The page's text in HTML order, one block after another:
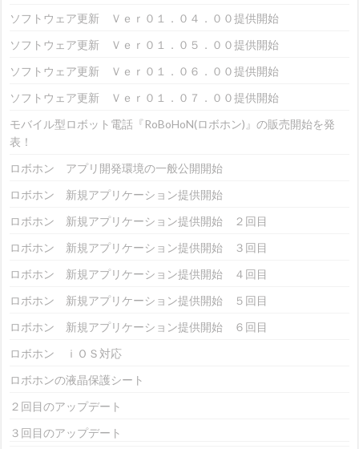
ソフトウェア更新 Ｖｅｒ０１．０４．００提供開始
ソフトウェア更新 Ｖｅｒ０１．０５．００提供開始
ソフトウェア更新 Ｖｅｒ０１．０６．００提供開始
ソフトウェア更新 Ｖｅｒ０１．０７．００提供開始
モバイル型ロボット電話『RoBoHoN(ロボホン)』の販売開始を発
表！
ロボホン アプリ開発環境の一般公開開始
ロボホン 新規アプリケーション提供開始
ロボホン 新規アプリケーション提供開始 ２回目
ロボホン 新規アプリケーション提供開始 ３回目
ロボホン 新規アプリケーション提供開始 ４回目
ロボホン 新規アプリケーション提供開始 ５回目
ロボホン 新規アプリケーション提供開始 ６回目
ロボホン ｉＯＳ対応
ロボホンの液晶保護シート
２回目のアップデート
３回目のアップデート